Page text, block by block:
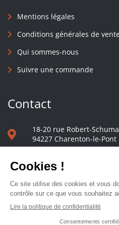
Mentions légales
Conditions générales de
Qui sommes-nous
Suivre une commande
Contact
18-20 rue Robert-
94227 Charenton-le-Pont